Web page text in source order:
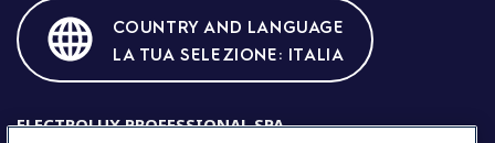
COUNTRY AND LANGUAGE
LA TUA SELEZIONE: ITALIA
ELECTROLUX PROFESSIONAL SPA